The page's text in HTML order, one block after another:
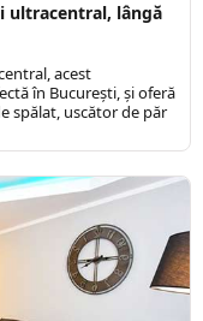
ultracentral, lângă
acest
în Bucureşti, şi oferă
spălat, uscător de păr